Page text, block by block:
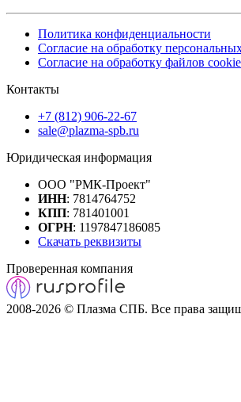
Политика конфиденциальности
Согласие на обработку
Согласие на обработку файлов
Контакты
+7 (812) 906-22-67
sale@plazma-spb.ru
Юридическая информация
ООО "РМК-Проект"
ИНН: 7814764752
КПП: 781401001
ОГРН: 1197847186085
Скачать реквизиты
Проверенная компания
2008-2026 © Плазма СПБ. Все права